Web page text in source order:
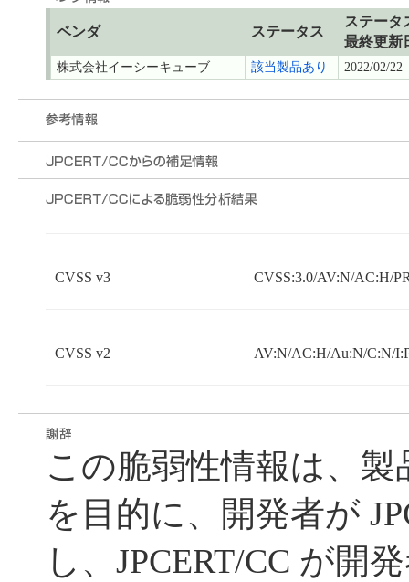
ベンダ ステータス
ステータ
最終更新
株式会社イーシーキューブ 該当製品あり 2022/02/22
CVSS v3 CVSS:3.0/AV:N/AC:H/
CVSS v2 AV:N/AC:H/Au:N/C:N/
この脆弱性情報は、
を目的に、開発者が
し、JPCERT/CC が開